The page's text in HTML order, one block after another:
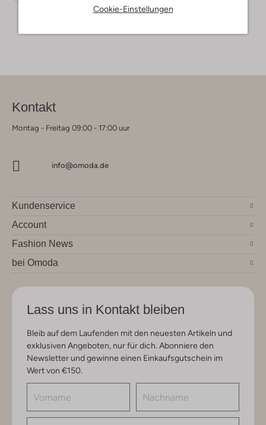
Cookie-Einstellungen
Kontakt
Montag - Freitag 09:00 - 17:00 uur
info@omoda.de
Kundenservice
Account
Fashion News
bei Omoda
Lass uns in Kontakt bleiben
Bleib auf dem Laufenden mit den neuesten Artikeln und
exklusiven Angeboten, nur für dich. Abonniere den
Newsletter und gewinne einen Einkaufsgutschein im
Wert von €150.